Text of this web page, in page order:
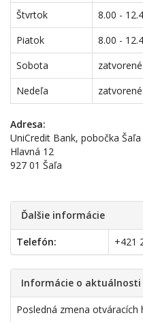
Štvrtok
8.00 -
Piatok
8.00 -
Sobota
zatvorené
Nedeľa
zatvorené
Adresa:
UniCredit Bank, pobočka Šaľa
Hlavná 12
927 01 Šaľa
Ďalšie informácie
Telefón: +421
Informácie o aktuálnosti
Posledná zmena otváracích